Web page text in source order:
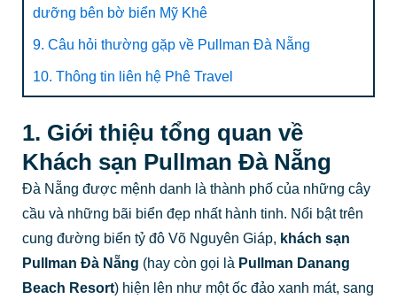
dưỡng bên bờ biển Mỹ Khê
9. Câu hỏi thường gặp về Pullman Đà Nẵng
10. Thông tin liên hệ Phê Travel
1. Giới thiệu tổng quan về
Khách sạn Pullman Đà Nẵng
Đà Nẵng được mệnh danh là thành phố của những cây
cầu và những bãi biển đẹp nhất hành tinh. Nổi bật trên
cung đường biển tỷ đô Võ Nguyên Giáp, khách sạn
Pullman Đà Nẵng (hay còn gọi là Pullman Danang
Beach Resort) hiện lên như một ốc đảo xanh mát, sang